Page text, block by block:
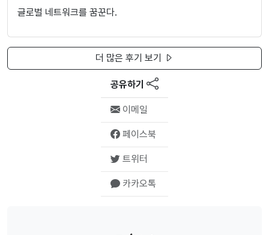
글로벌 네트워크를 꿈꾼다.
더 많은 후기 보기
공유하기
이메일
페이스북
트위터
카카오톡